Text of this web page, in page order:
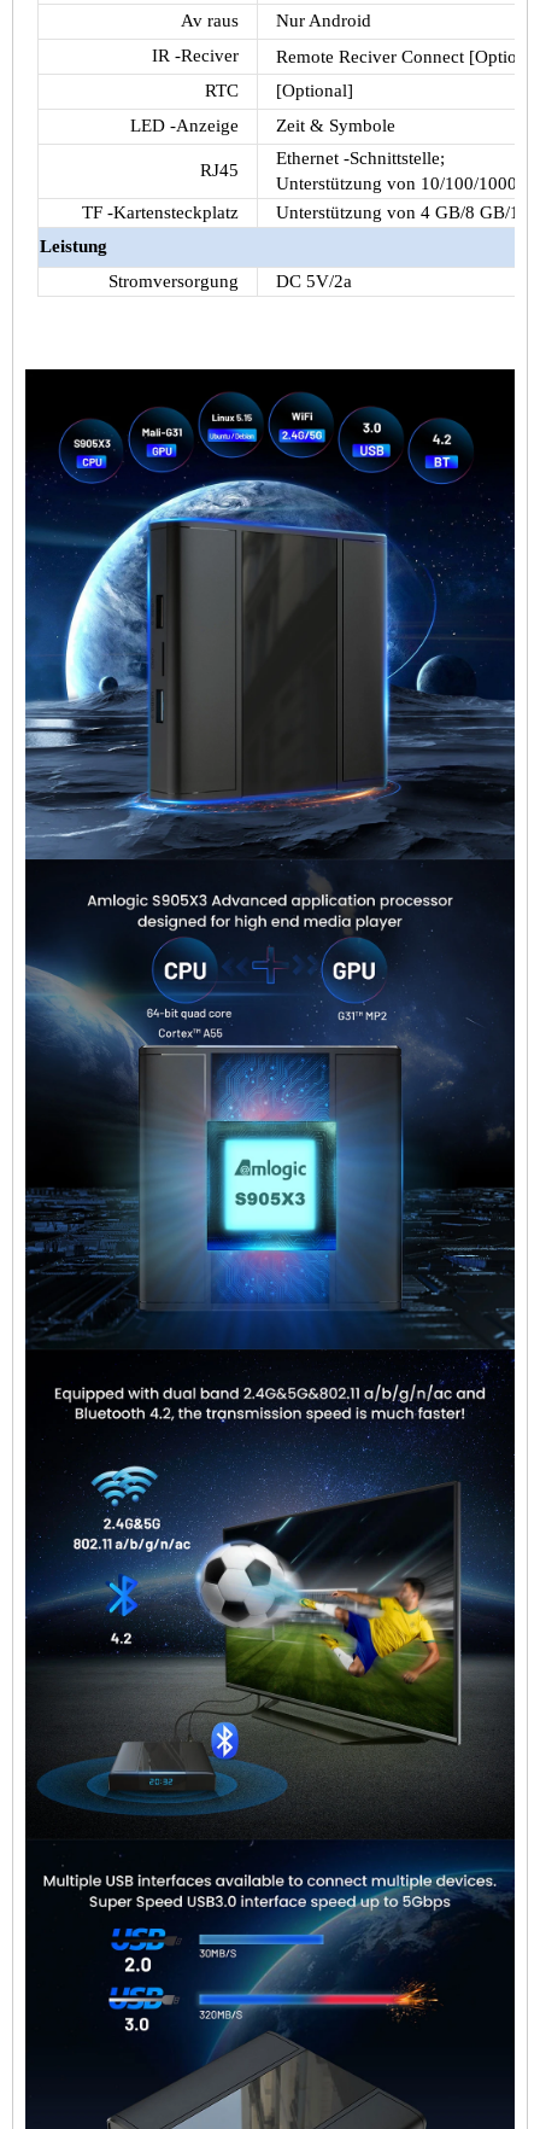
Av raus
Nur Android
IR -Reciver
Remote Reciver Connect
RTC
[Optional]
LED -Anzeige
Zeit & Symbole
RJ45
Ethernet -Schnittstelle;
Unterstützung von 10/100/1000m
TF -Kartensteckplatz
Unterstützung von 4 GB/8 GB/16
Leistung
Stromversorgung
DC 5V/2a